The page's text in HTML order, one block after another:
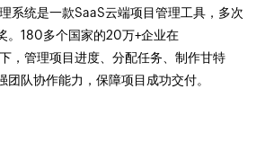
系统是一款SaaS云端项目管理工具，多次
。180多个国家的20万+企业在
，管理项目进度、分配任务、制作甘特
团队协作能力，保障项目成功交付。